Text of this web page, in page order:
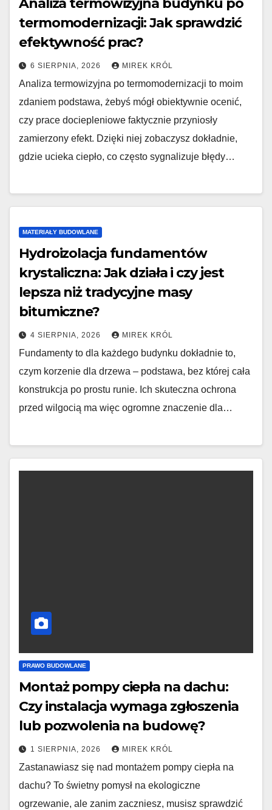
termomodernizacji: Jak sprawdzić
efektywność prac?
6 SIERPNIA, 2026 MIREK KRÓL
Analiza termowizyjna po termomodernizacji to moim
zdaniem podstawa, żebyś mógł obiektywnie ocenić,
czy prace dociepleniowe faktycznie przyniosły
zamierzony efekt. Dzięki niej zobaczysz dokładnie,
gdzie ucieka ciepło, co często sygnalizuje błędy…
MATERIAŁY BUDOWLANE
Hydroizolacja fundamentów
krystaliczna: Jak działa i czy jest
lepsza niż tradycyjne masy
bitumiczne?
4 SIERPNIA, 2026 MIREK KRÓL
Fundamenty to dla każdego budynku dokładnie to,
czym korzenie dla drzewa – podstawa, bez której cała
konstrukcja po prostu runie. Ich skuteczna ochrona
przed wilgocią ma więc ogromne znaczenie dla…
PRAWO BUDOWLANE
Montaż pompy ciepła na dachu:
Czy instalacja wymaga zgłoszenia
lub pozwolenia na budowę?
1 SIERPNIA, 2026 MIREK KRÓL
Zastanawiasz się nad montażem pompy ciepła na
dachu? To świetny pomysł na ekologiczne
ogrzewanie, ale zanim zaczniesz, musisz sprawdzić